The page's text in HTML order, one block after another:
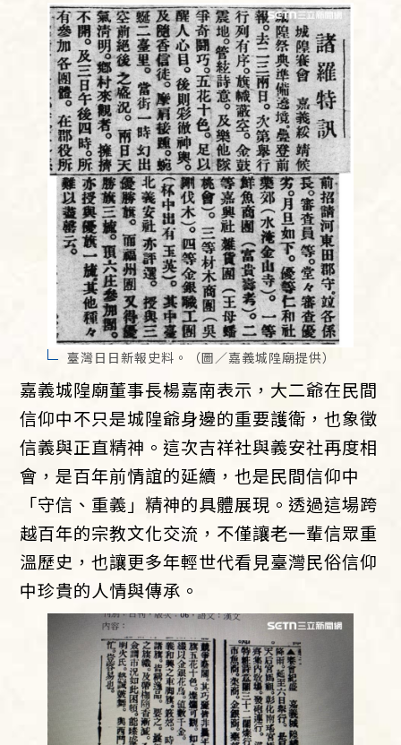
臺灣日日新報史料。（圖／嘉義城隍廟提供）
嘉義城隍廟董事長楊嘉南表示，大二爺在民間
信仰中不只是城隍爺身邊的重要護衛，也象徵
信義與正直精神。這次吉祥社與義安社再度相
會，是百年前情誼的延續，也是民間信仰中
「守信、重義」精神的具體展現。透過這場跨
越百年的宗教文化交流，不僅讓老一輩信眾重
溫歷史，也讓更多年輕世代看見臺灣民俗信仰
中珍貴的人情與傳承。